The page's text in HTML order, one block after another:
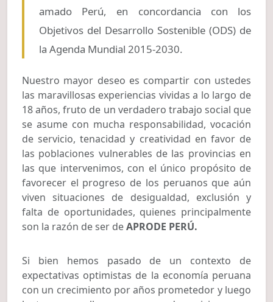
amado Perú, en concordancia con los
Objetivos del Desarrollo Sostenible (ODS) de
la Agenda Mundial 2015-2030.
Nuestro mayor deseo es compartir con ustedes
las maravillosas experiencias vividas a lo largo de
18 años, fruto de un verdadero trabajo social que
se asume con mucha responsabilidad, vocación
de servicio, tenacidad y creatividad en favor de
las poblaciones vulnerables de las provincias en
las que intervenimos, con el único propósito de
favorecer el progreso de los peruanos que aún
viven situaciones de desigualdad, exclusión y
falta de oportunidades, quienes principalmente
son la razón de ser deAPRODE PERÚ.
Si bien hemos pasado de un contexto de
expectativas optimistas de la economía peruana
con un crecimiento por años prometedor y luego